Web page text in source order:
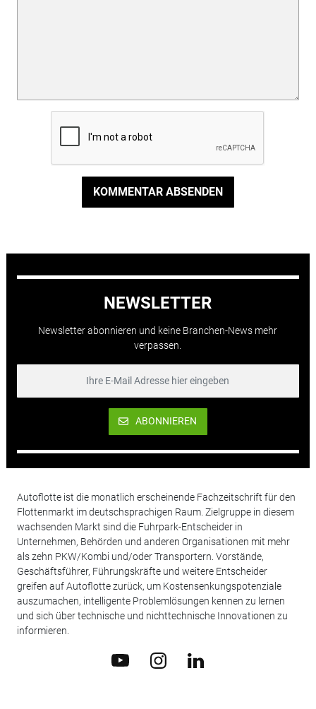
KOMMENTAR ABSENDEN
NEWSLETTER
Newsletter abonnieren und keine Branchen-News mehr
verpassen.
ABONNIEREN
Autoflotte ist die monatlich erscheinende Fachzeitschrift für den
Flottenmarkt im deutschsprachigen Raum. Zielgruppe in diesem
wachsenden Markt sind die Fuhrpark-Entscheider in
Unternehmen, Behörden und anderen Organisationen mit mehr
als zehn PKW/Kombi und/oder Transportern. Vorstände,
Geschäftsführer, Führungskräfte und weitere Entscheider
greifen auf Autoflotte zurück, um Kostensenkungspotenziale
auszumachen, intelligente Problemlösungen kennen zu lernen
und sich über technische und nichttechnische Innovationen zu
informieren.